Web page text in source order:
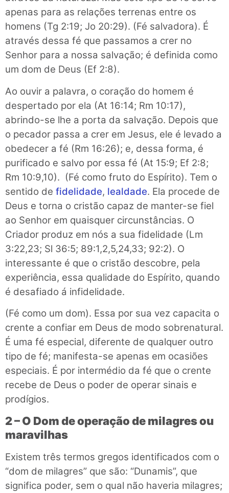
apenas para as relações terrenas entre os
homens (Tg 2:19; Jo 20:29). (Fé salvadora). É
através dessa fé que passamos a crer no
Senhor para a nossa salvação; é definida como
um dom de Deus (Ef 2:8).
Ao ouvir a palavra, o coração do homem é
despertado por ela (At 16:14; Rm 10:17),
abrindo-se lhe a porta da salvação. Depois que
o pecador passa a crer em Jesus, ele é levado a
obedecer a fé (Rm 16:26); e, dessa forma, é
purificado e salvo por essa fé (At 15:9; Ef 2:8;
Rm 10:9,10). (Fé como fruto do Espírito). Tem o
sentido de fidelidade, lealdade. Ela procede de
Deus e torna o cristão capaz de manter-se fiel
ao Senhor em quaisquer circunstâncias. O
Criador produz em nós a sua fidelidade (Lm
3:22,23; Sl 36:5; 89:1,2,5,24,33; 92:2). O
interessante é que o cristão descobre, pela
experiência, essa qualidade do Espírito, quando
é desafiado á infidelidade.
(Fé como um dom). Essa por sua vez capacita o
crente a confiar em Deus de modo sobrenatural.
É uma fé especial, diferente de qualquer outro
tipo de fé; manifesta-se apenas em ocasiões
especiais. É por intermédio da fé que o crente
recebe de Deus o poder de operar sinais e
prodígios.
2 – O Dom de operação de milagres ou
maravilhas
Existem três termos gregos identificados com o
“dom de milagres” que são: “Dunamis”, que
significa poder, sem o qual não haveria milagres;